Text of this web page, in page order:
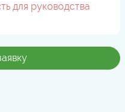
для руководства